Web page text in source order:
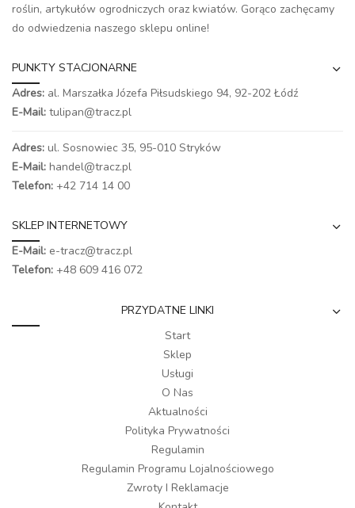
roślin, artykułów ogrodniczych oraz kwiatów. Gorąco zachęcamy
do odwiedzenia naszego sklepu online!
PUNKTY STACJONARNE
Adres: al. Marszałka Józefa Piłsudskiego 94, 92-202 Łódź
E-Mail: tulipan@tracz.pl
Adres: ul. Sosnowiec 35, 95-010 Stryków
E-Mail: handel@tracz.pl
Telefon: +42 714 14 00
SKLEP INTERNETOWY
E-Mail: e-tracz@tracz.pl
Telefon: +48 609 416 072
PRZYDATNE LINKI
Start
Sklep
Usługi
O Nas
Aktualności
Polityka Prywatności
Regulamin
Regulamin Programu Lojalnościowego
Zwroty I Reklamacje